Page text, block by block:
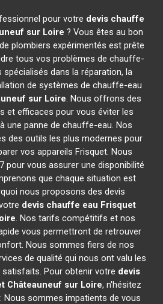
pour votre devis chauffe
sur Loire ? Vous êtes au bon
plombiers expérimentés est prête
tous vos problèmes de chauffe-
dans la réparation, la
de systèmes de chauffe-eau
sur Loire. Nous offrons des
et efficaces pour vous éviter les
une panne de chauffe-eau. Nos
des outils les plus modernes pour
vos appareils Frisquet. Nous
pour vous assurer une disponibilité
que chaque situation est
nous proposons des devis
devis chauffe eau Frisquet
. Nos tarifs compétitifs et nos
vous permettront de retrouver
Nous sommes fiers de nos
de qualité qui nous ont valu les
Pour obtenir votre devis
Châteauneuf sur Loire, n'hésitez
Nous sommes impatients de vous